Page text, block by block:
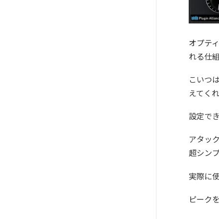
オプテ
れる仕
こいつ
えてく
設定で
アタッ
超シン
実際に
ピーク